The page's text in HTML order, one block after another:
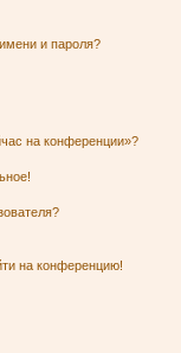
и пароля?
на конференции»?
на конференцию!